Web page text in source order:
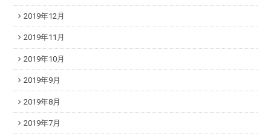
2019年12月
2019年11月
2019年10月
2019年9月
2019年8月
2019年7月